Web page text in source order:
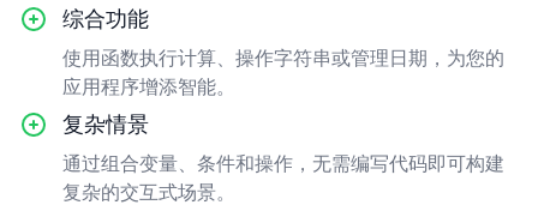
综合功能
使用函数执行计算、操作字符串或管理日期，为您的
应用程序增添智能。
复杂情景
通过组合变量、条件和操作，无需编写代码即可构建
复杂的交互式场景。